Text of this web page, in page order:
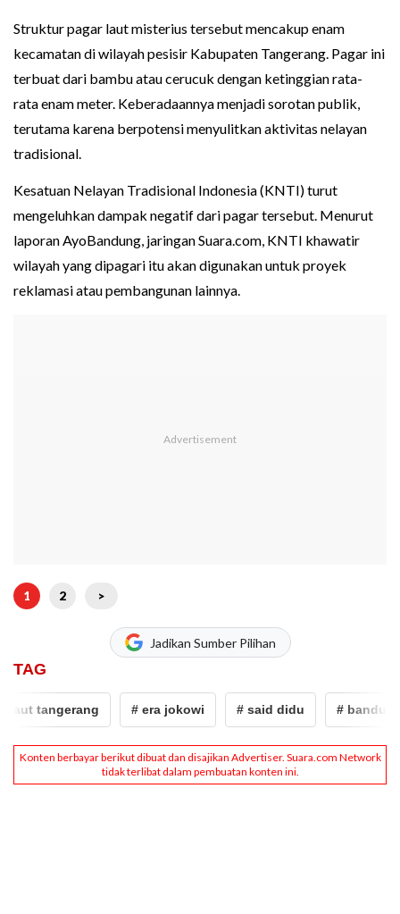
Struktur pagar laut misterius tersebut mencakup enam
kecamatan di wilayah pesisir Kabupaten Tangerang. Pagar ini
terbuat dari bambu atau cerucuk dengan ketinggian rata-
rata enam meter. Keberadaannya menjadi sorotan publik,
terutama karena berpotensi menyulitkan aktivitas nelayan
tradisional.
Kesatuan Nelayan Tradisional Indonesia (KNTI) turut
mengeluhkan dampak negatif dari pagar tersebut. Menurut
laporan AyoBandung, jaringan Suara.com, KNTI khawatir
wilayah yang dipagari itu akan digunakan untuk proyek
reklamasi atau pembangunan lainnya.
1 2 >
Jadikan Sumber Pilihan
TAG
tangerang # era jokowi # said didu # bandung